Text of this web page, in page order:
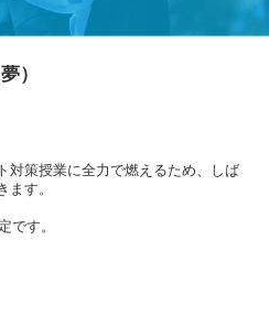
）
対策授業に全力で燃えるため、しば
ます。
です。